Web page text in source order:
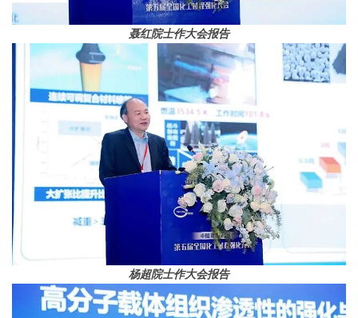
聂红院士作大会报告
杨超院士作大会报告